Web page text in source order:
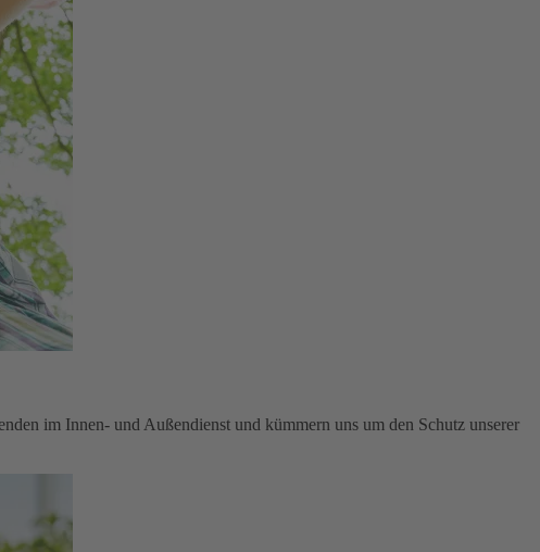
im Innen- und Außendienst und kümmern uns um den Schutz unserer